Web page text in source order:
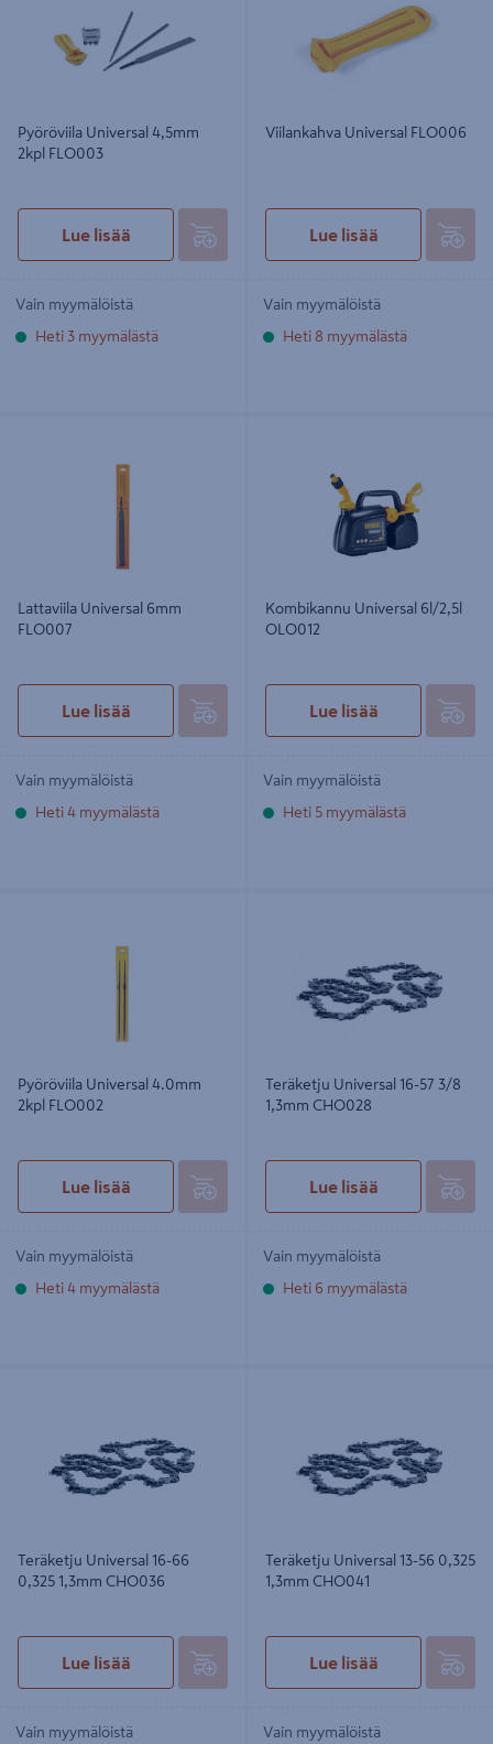
Pyöröviila Universal 4,5mm
2kpl FLO003
Lue lisää
Vain myymälöistä
Heti 3 myymälästä
Viilankahva Universal FLO006
Lue lisää
Vain myymälöistä
Heti 8 myymälästä
Lattaviila Universal 6mm
FLO007
Lue lisää
Vain myymälöistä
Heti 4 myymälästä
Kombikannu Universal 6l/2,5l
OLO012
Lue lisää
Vain myymälöistä
Heti 5 myymälästä
Pyöröviila Universal 4.0mm
2kpl FLO002
Lue lisää
Vain myymälöistä
Heti 4 myymälästä
Teräketju Universal 16-57 3/8
1,3mm CHO028
Lue lisää
Vain myymälöistä
Heti 6 myymälästä
Teräketju Universal 16-66
0,325 1,3mm CHO036
Lue lisää
Vain myymälöistä
Teräketju Universal 13-56 0,325
1,3mm CHO041
Lue lisää
Vain myymälöistä